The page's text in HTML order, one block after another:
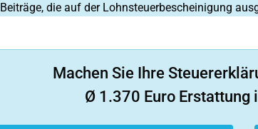
Beiträge, die auf der Lohnsteuerbescheinigung
Machen Sie Ihre
Ø 1.370 Euro Erstattung